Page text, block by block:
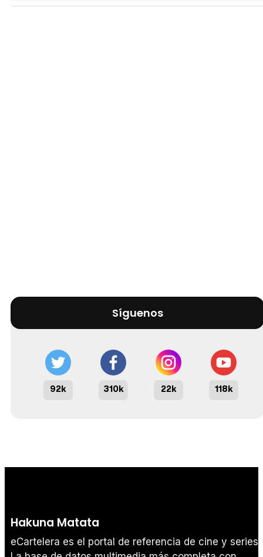
Síguenos
92k 310k 22k 118k
Hakuna Matata
eCartelera es el portal de referencia de cine y series.